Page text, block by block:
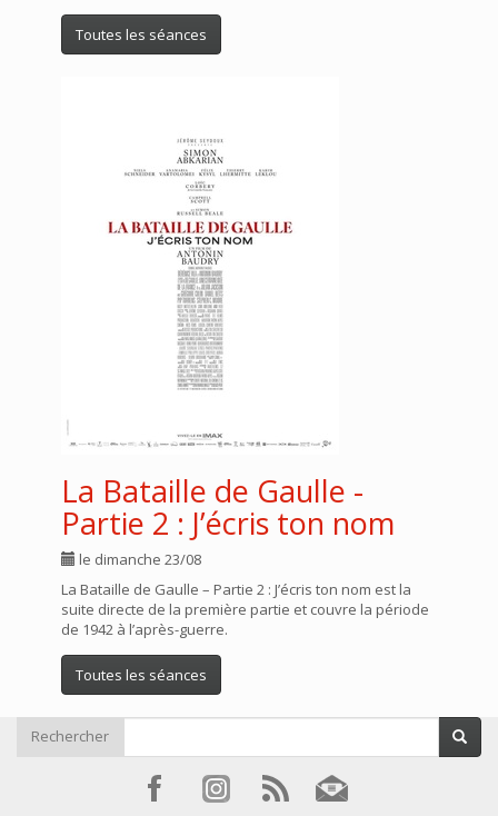
Toutes les séances
La Bataille de Gaulle -
Partie 2 : J’écris ton nom
le dimanche 23/08
La Bataille de Gaulle – Partie 2 : J’écris ton nom est la
suite directe de la première partie et couvre la période
de 1942 à l’après-guerre.
Toutes les séances
Rechercher